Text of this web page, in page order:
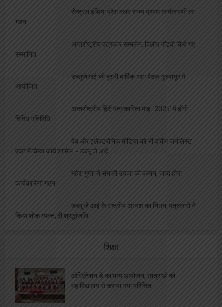
सेन्ट्रल इंडिया प्रेस क्लब राज्य प्रबंध कार्यकारणी का
गठन
अन्तर्राष्ट्रीय पत्रकार सम्मलेन, दिलीप गोंडवी किये गए
सम्मानित
डब्लूजेआई की दूसरी वार्षिक आम बैठक गुरुवायूर में
आयोजित
अन्तर्राष्ट्रीय हिंदी पत्रकारिता माह- 2025′ में होंगी
विविध गतिविधि
वेब और इलेक्ट्रोनिक मीडिया को भी वर्किंग जर्नलिस्ट
एक्ट में किया जाये शामिल :- डब्लू जे आई
महेश गुप्ता ने संभाली उपजा की कमान, जल्द होगा
कार्यकारिणी गठन
डब्लू जे आई के राष्ट्रीय अध्यक्ष का निधन, पत्रकारों ने
किया शोक व्यक्त, दी श्रद्धांजलि
शिक्षा
ओरिएंटेशन डे का भब्य आयोजन, छात्राओं को
महाविद्यालय से कराया गया परिचित